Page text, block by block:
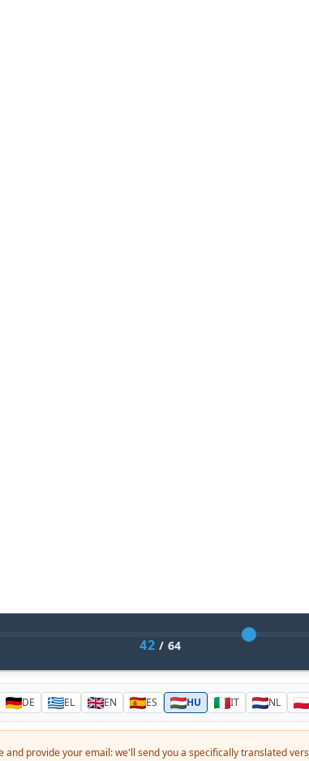
42 / 64
DE EL EN ES HU IT NL
and provide your email: we'll send you a specifically translated